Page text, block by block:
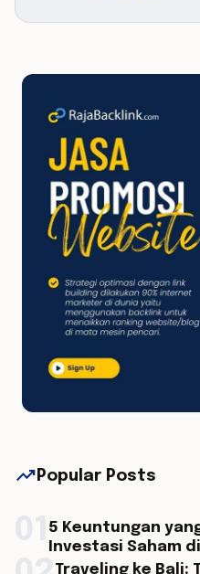
trending_up Popular Posts
5 Keuntungan
Investasi Saham
Traveling ke Bali: